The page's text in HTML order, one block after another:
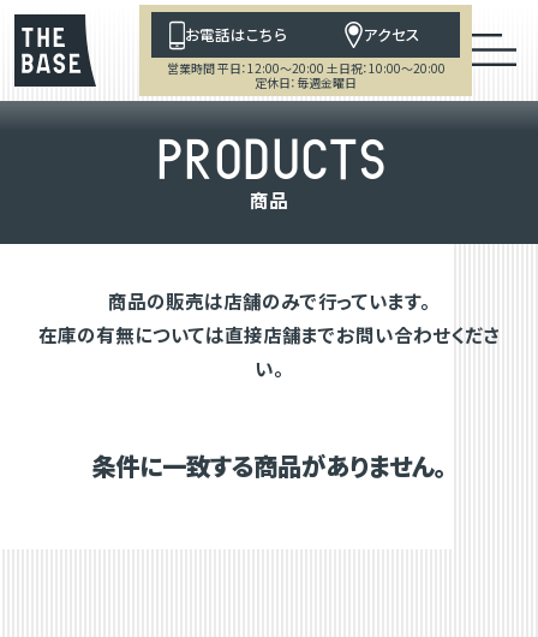
お電話はこちら アクセス
営業時間 平日：12:00～20:00 土日祝：10:00～20:00
定休日：毎週金曜日
PRODUCTS
商品
商品の販売は店舗のみで行っています。
在庫の有無については直接店舗までお問い合わせくださ
い。
条件に一致する商品がありません。